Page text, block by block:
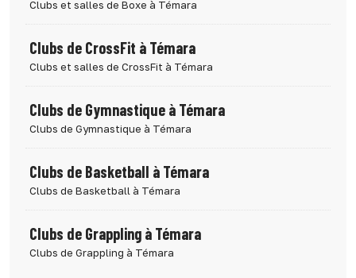
Clubs et salles de Boxe à Témara
Clubs de CrossFit à Témara
Clubs et salles de CrossFit à Témara
Clubs de Gymnastique à Témara
Clubs de Gymnastique à Témara
Clubs de Basketball à Témara
Clubs de Basketball à Témara
Clubs de Grappling à Témara
Clubs de Grappling à Témara